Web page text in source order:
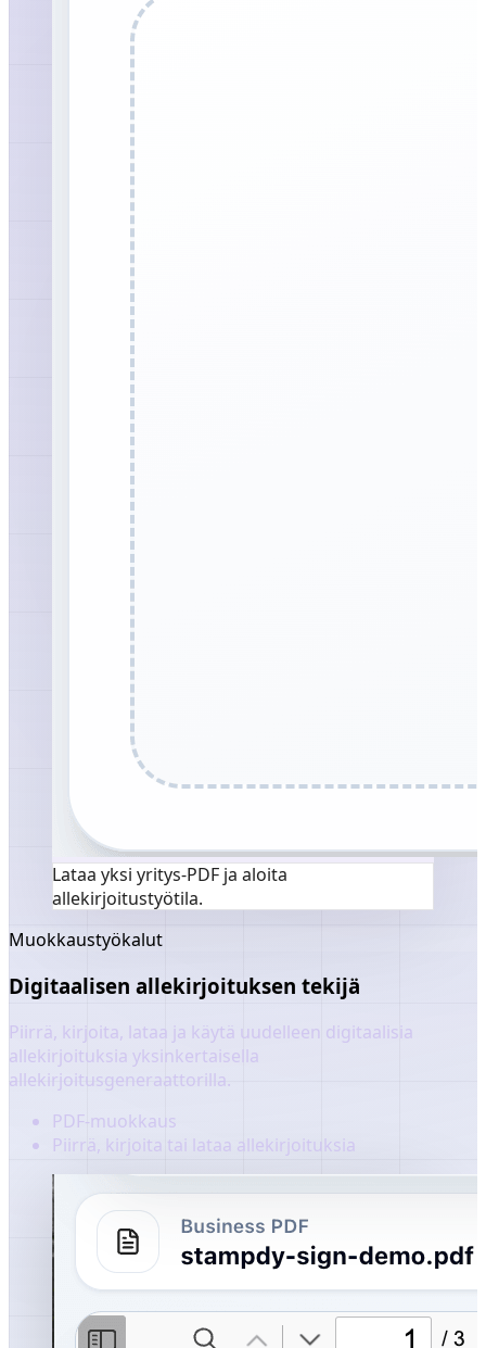
Lataa yksi yritys-PDF ja aloita
allekirjoitustyötila.
Muokkaustyökalut
Digitaalisen allekirjoituksen tekijä
Piirrä, kirjoita, lataa ja käytä uudelleen digitaalisia
allekirjoituksia yksinkertaisella
allekirjoitusgeneraattorilla.
PDF-muokkaus
Piirrä, kirjoita tai lataa allekirjoituksia